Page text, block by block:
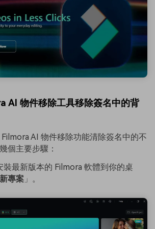
AI 物件移除工具移除簽名中的背
AI 物件移除功能清除簽名中的不
個主要步驟：
裝最新版本的 Filmora 軟體到你的桌
新專案 」。